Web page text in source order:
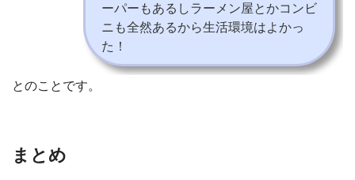
ーパーもあるしラーメン屋とかコンビ
ニも全然あるから生活環境はよかっ
た！
とのことです。
まとめ